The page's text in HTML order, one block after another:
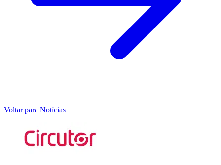
Voltar para Notícias